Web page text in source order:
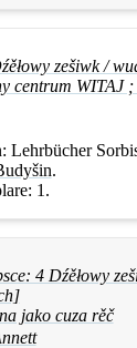
zešiwk /
centrum WITAJ
Lehrbücher
.
1.
4 Dźěłowy
jako cuza rěč